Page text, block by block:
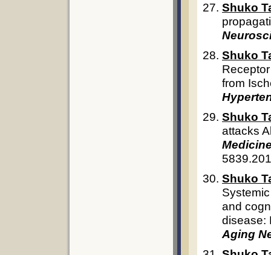
Shuko
Shuko
from
Shuko
attacks
Shuko
and
disease:
Aging